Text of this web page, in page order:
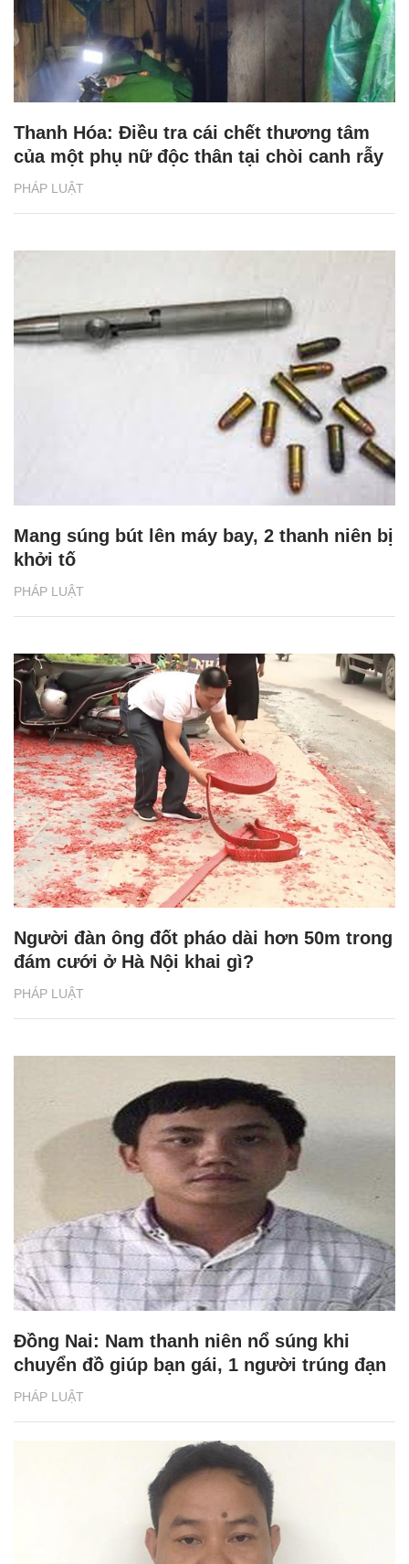
PHÁP LUẬT
Thanh Hóa: Điều tra cái chết thương tâm
của một phụ nữ độc thân tại chòi canh rẫy
PHÁP LUẬT
Mang súng bút lên máy bay, 2 thanh niên bị
khởi tố
PHÁP LUẬT
Người đàn ông đốt pháo dài hơn 50m trong
đám cưới ở Hà Nội khai gì?
PHÁP LUẬT
Đồng Nai: Nam thanh niên nổ súng khi
chuyển đồ giúp bạn gái, 1 người trúng đạn